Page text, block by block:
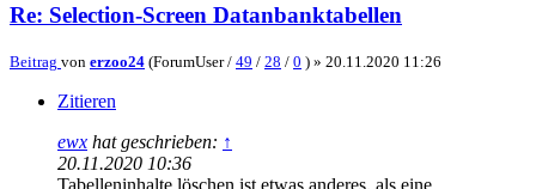
Re: Selection-Screen Datanbanktabellen
Beitrag von erzoo24 (ForumUser / 49 / 28 / 0 ) » 20.11.2020 11:26
Zitieren
ewx hat geschrieben: ↑
20.11.2020 10:36